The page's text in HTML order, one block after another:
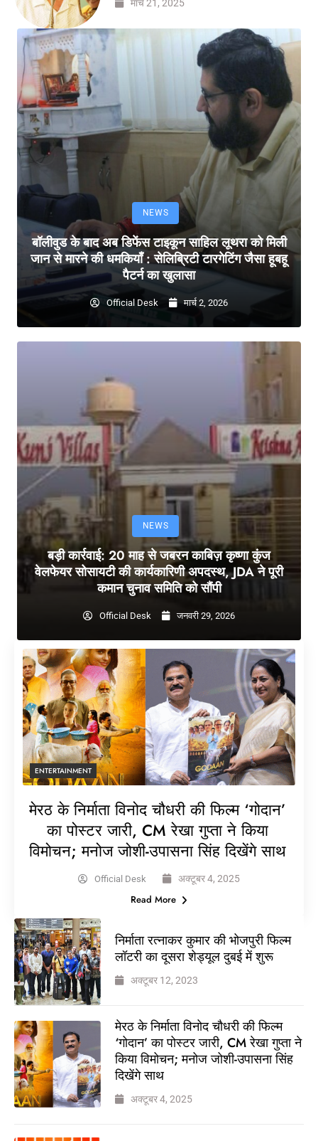
मार्च 21, 2025
NEWS
बॉलीवुड के बाद अब डिफेंस टाइकून साहिल लूथरा को मिली
जान से मारने की धमकियाँ : सेलिब्रिटी टारगेटिंग जैसा हूबहू
पैटर्न का खुलासा
Official Desk मार्च 2, 2026
NEWS
बड़ी कार्रवाई: 20 माह से जबरन काबिज़ कृष्णा कुंज
वेलफेयर सोसायटी की कार्यकारिणी अपदस्थ, JDA ने पूरी
कमान चुनाव समिति को सौंपी
Official Desk जनवरी 29, 2026
ENTERTAINMENT
मेरठ के निर्माता विनोद चौधरी की फिल्म ‘गोदान’
का पोस्टर जारी, CM रेखा गुप्ता ने किया
विमोचन; मनोज जोशी-उपासना सिंह दिखेंगे साथ
Official Desk अक्टूबर 4, 2025
Read More
निर्माता रत्नाकर कुमार की भोजपुरी फिल्म
लॉटरी का दूसरा शेड्यूल दुबई में शुरू
अक्टूबर 12, 2023
मेरठ के निर्माता विनोद चौधरी की फिल्म
‘गोदान’ का पोस्टर जारी, CM रेखा गुप्ता ने
किया विमोचन; मनोज जोशी-उपासना सिंह
दिखेंगे साथ
अक्टूबर 4, 2025